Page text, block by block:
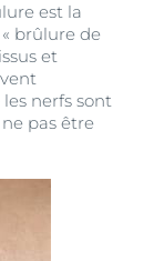
est la
brûlure de
et
nerfs sont
pas être